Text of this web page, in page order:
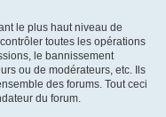
le plus haut niveau de
toutes les opérations
le bannissement
ou de modérateurs, etc. Ils
des forums. Tout ceci
du forum.